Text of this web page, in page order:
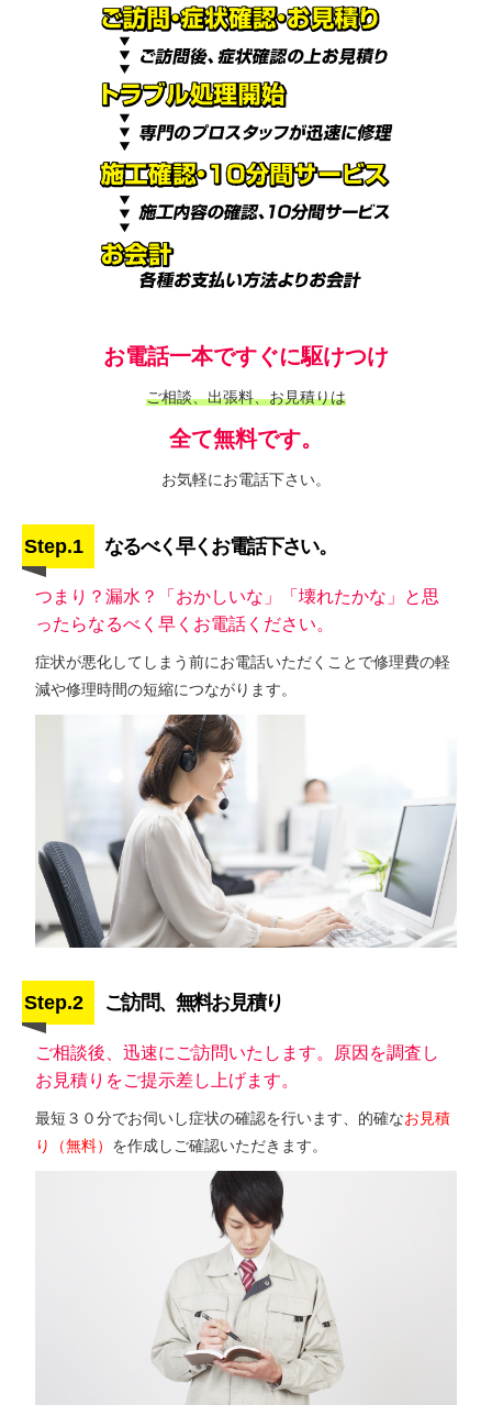
お電話一本ですぐに駆けつけ
ご相談、出張料、お見積りは
全て無料です。
お気軽にお電話下さい。
Step.1 なるべく早くお電話下さい。
つまり？漏水？「おかしいな」「壊れたかな」と思
ったらなるべく早くお電話ください。
症状が悪化してしまう前にお電話いただくことで修理費の軽
減や修理時間の短縮につながります。
Step.2 ご訪問、無料お見積り
ご相談後、迅速にご訪問いたします。原因を調査し
お見積りをご提示差し上げます。
最短３０分でお伺いし症状の確認を行います、的確なお見積
り（無料） を作成しご確認いただきます。